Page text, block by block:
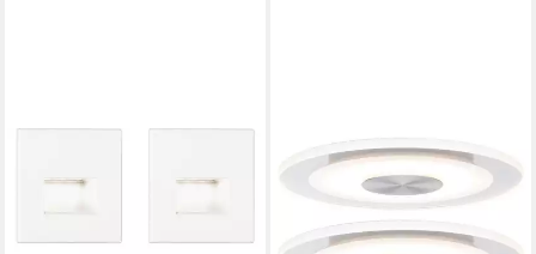
Einbauleuchte Paulmann
PAULMANN
Einbauleuchte Premium EBL
Set Whirl rd dim LED 3x5,5W
230V 120mm Alu